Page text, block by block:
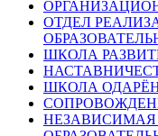
ОТДЕЛ
ШКОЛА
ШКОЛА
НЕЗАВИСИМАЯ